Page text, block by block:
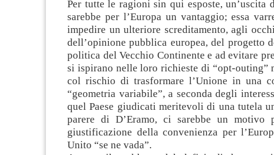
Per tutte le ragioni sin qui esposte, un’uscita
sarebbe per l’Europa un vantaggio; essa
impedire un ulteriore screditamento, agli
dell’opinione pubblica europea, del progetto
politica del Vecchio Continente e ad evitare
si ispirano nelle loro richieste di “opt-outing”
col rischio di trasformare l’Unione in una
“geometria variabile”, a seconda degli
quel Paese giudicati meritevoli di una tutela
parere di D’Eramo, ci sarebbe un motivo
giustificazione della convenienza per
Unito “se ne vada”.